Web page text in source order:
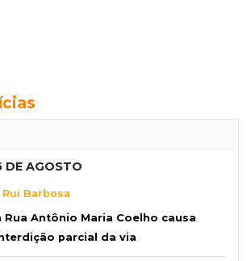
DE AGOSTO
Barbosa
Rua Antônio Maria Coelho causa
parcial da via